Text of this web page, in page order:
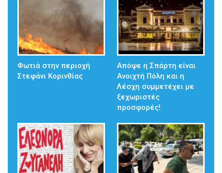
Φωτιά στην περιοχή
Στεφάνι Κορινθίας
Απόψε η Σπάρτη είναι
Ανοιχτή Πόλη και η
Λέσχη συμμετέχει με
ξεχωριστές
προσφορές!